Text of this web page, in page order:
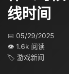
线时间
📅 05/29/2025
👁 1.6k 阅读
🏷 游戏新闻